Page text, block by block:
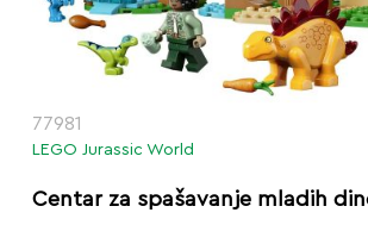
77981
LEGO Jurassic World
Centar za spašavanje mladih